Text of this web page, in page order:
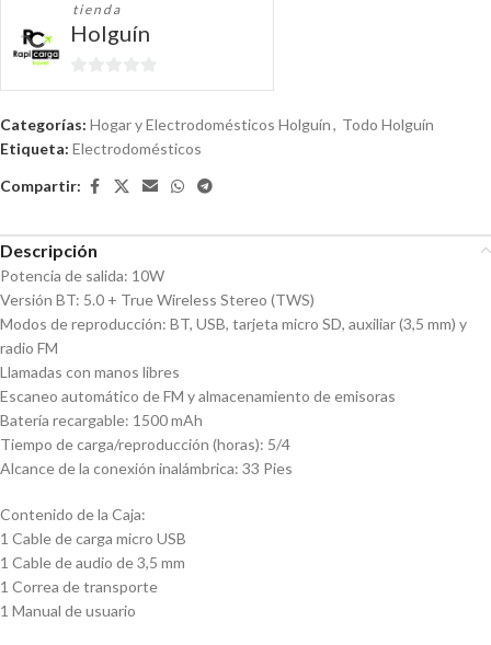
tienda
Holguín
0
Categorías: Hogar y Electrodomésticos Holguín, Todo Holguín
Etiqueta: Electrodomésticos
Compartir:
Descripción
Potencia de salida: 10W
Versión BT: 5.0 + True Wireless Stereo (TWS)
Modos de reproducción: BT, USB, tarjeta micro SD, auxiliar (3,5 mm) y
radio FM
Llamadas con manos libres
Escaneo automático de FM y almacenamiento de emisoras
Batería recargable: 1500 mAh
Tiempo de carga/reproducción (horas): 5/4
Alcance de la conexión inalámbrica: 33 Pies
Contenido de la Caja:
1 Cable de carga micro USB
1 Cable de audio de 3,5 mm
1 Correa de transporte
1 Manual de usuario